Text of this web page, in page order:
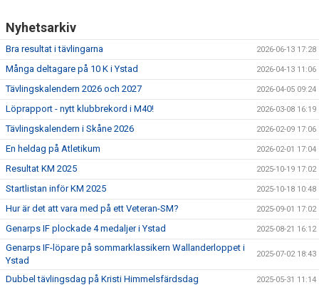
Nyhetsarkiv
Bra resultat i tävlingarna 2026-06-13 17:28
Många deltagare på 10 K i Ystad 2026-04-13 11:06
Tävlingskalendern 2026 och 2027 2026-04-05 09:24
Löprapport - nytt klubbrekord i M40! 2026-03-08 16:19
Tävlingskalendern i Skåne 2026 2026-02-09 17:06
En heldag på Atletikum 2026-02-01 17:04
Resultat KM 2025 2025-10-19 17:02
Startlistan inför KM 2025 2025-10-18 10:48
Hur är det att vara med på ett Veteran-SM? 2025-09-01 17:02
Genarps IF plockade 4 medaljer i Ystad 2025-08-21 16:12
Genarps IF-löpare på sommarklassikern Wallanderloppet i
Ystad
2025-07-02 18:43
Dubbel tävlingsdag på Kristi Himmelsfärdsdag 2025-05-31 11:14